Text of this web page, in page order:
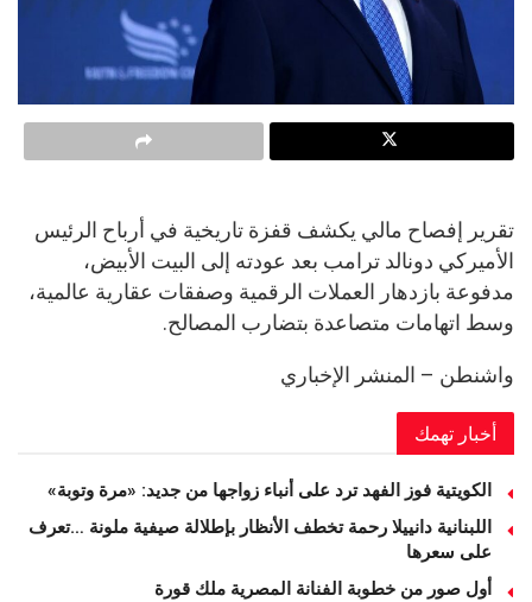
تقرير إفصاح مالي يكشف قفزة تاريخية في أرباح الرئيس
الأميركي دونالد ترامب بعد عودته إلى البيت الأبيض،
مدفوعة بازدهار العملات الرقمية وصفقات عقارية عالمية،
وسط اتهامات متصاعدة بتضارب المصالح.
واشنطن – المنشر الإخباري
أخبار تهمك
الكويتية فوز الفهد ترد على أنباء زواجها من جديد: «مرة وتوبة» ‏
اللبنانية دانييلا رحمة تخطف الأنظار بإطلالة صيفية ملونة …تعرف
على سعرها
أول صور من خطوبة الفنانة المصرية ملك قورة